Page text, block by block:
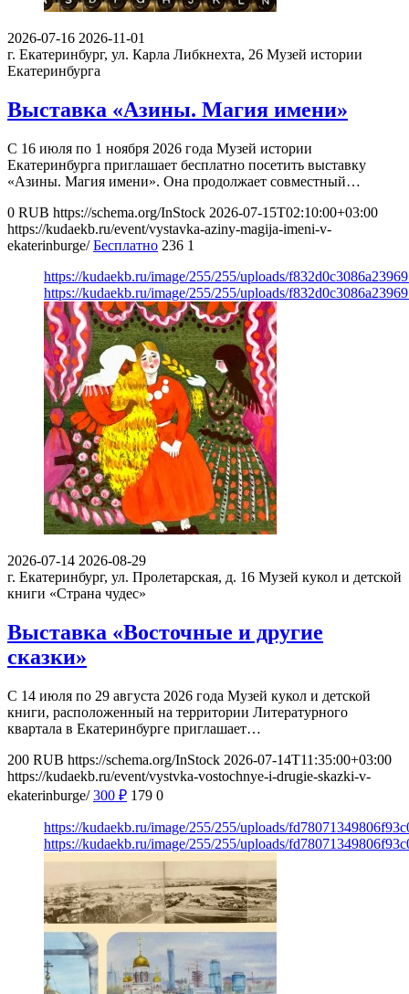
2026-07-16 2026-11-01
г. Екатеринбург, ул. Карла Либкнехта, 26 Музей истории
Екатеринбурга
Выставка «Азины. Магия имени»
С 16 июля по 1 ноября 2026 года Музей истории
Екатеринбурга приглашает бесплатно посетить выставку
«Азины. Магия имени». Она продолжает совместный…
0 RUB https://schema.org/InStock 2026-07-15T02:10:00+03:00
https://kudaekb.ru/event/vystavka-aziny-magija-imeni-v-
ekaterinburge/ Бесплатно 236 1
https://kudaekb.ru/image/255/255/uploads/
https://kudaekb.ru/image/255/255/uploads/
2026-07-14 2026-08-29
г. Екатеринбург, ул. Пролетарская, д. 16 Музей кукол и детской
книги «Страна чудес»
Выставка «Восточные и другие
сказки»
С 14 июля по 29 августа 2026 года Музей кукол и детской
книги, расположенный на территории Литературного
квартала в Екатеринбурге приглашает…
200 RUB https://schema.org/InStock 2026-07-14T11:35:00+03:00
https://kudaekb.ru/event/vystvka-vostochnye-i-drugie-skazki-v-
ekaterinburge/ 300 ₽ 179 0
https://kudaekb.ru/image/255/255/uploads/
https://kudaekb.ru/image/255/255/uploads/